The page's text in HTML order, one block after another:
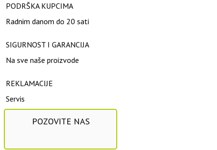
PODRŠKA KUPCIMA
Radnim danom do 20 sati
SIGURNOST I GARANCIJA
Na sve naše proizvode
REKLAMACIJE
Servis
POZOVITE NAS